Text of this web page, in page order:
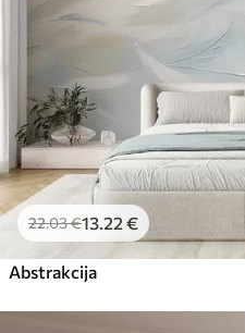
22.03€13 .22 €
Abstrakcija